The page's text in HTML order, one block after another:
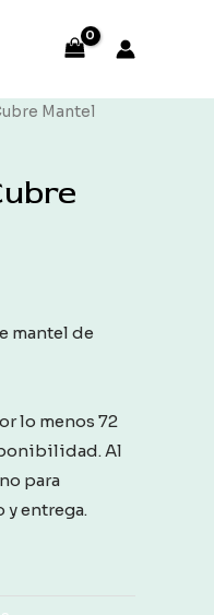
Mantel
mantel de
lo menos 72
Al
para
entrega.